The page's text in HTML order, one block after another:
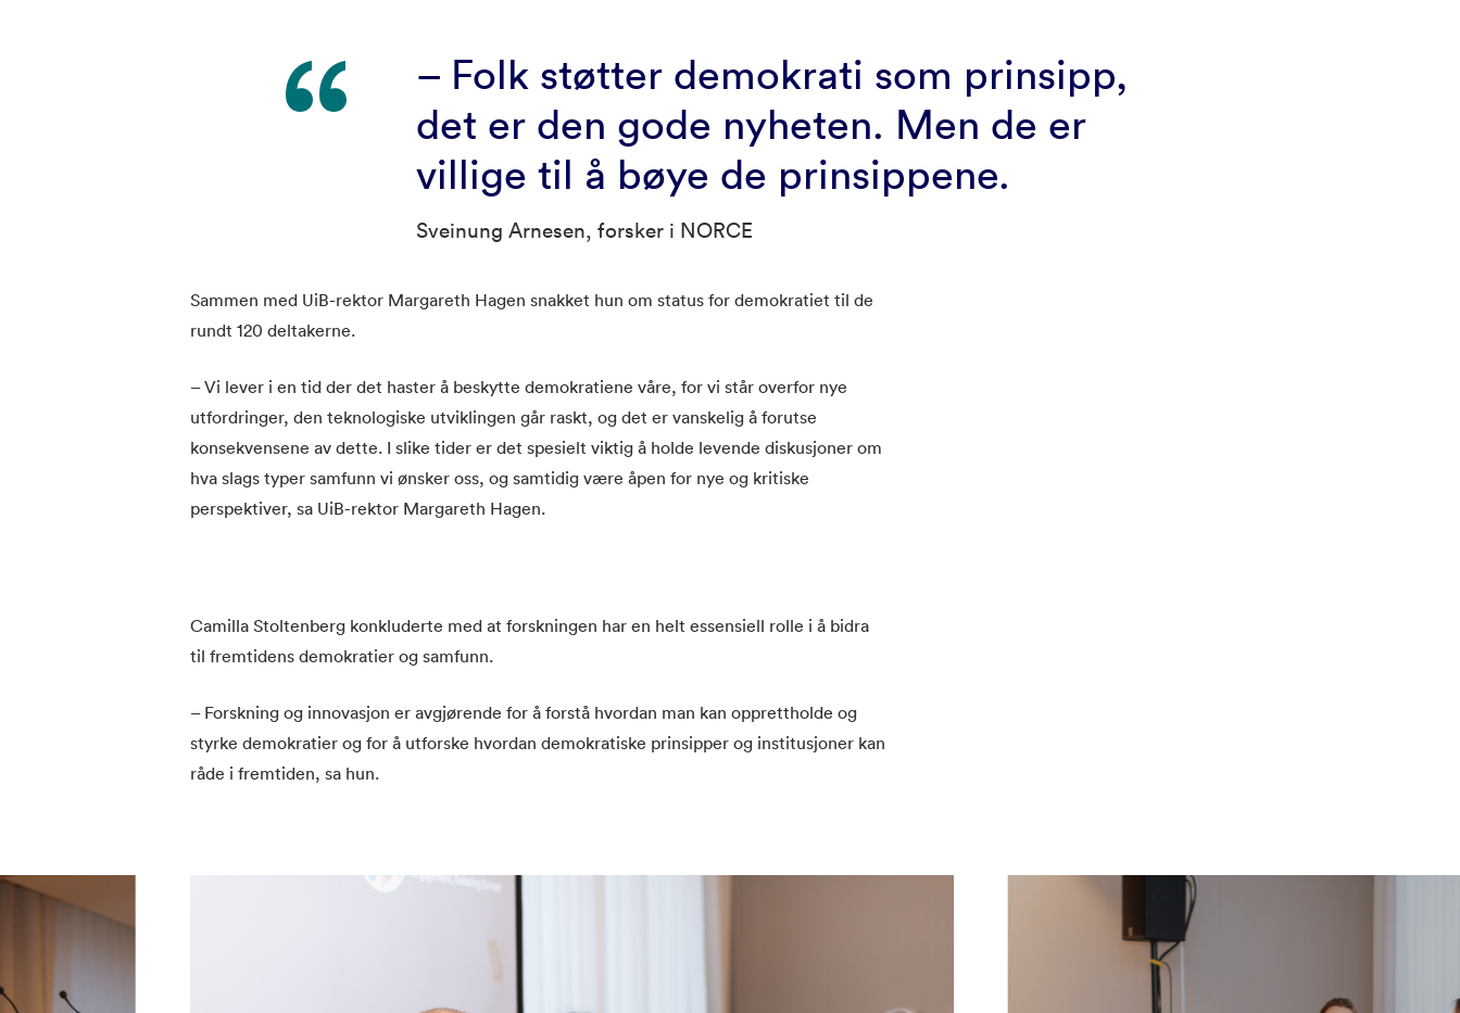
– Folk støtter demokrati som prinsipp,
det er den gode nyheten. Men de er
villige til å bøye de prinsippene.
Sveinung Arnesen, forsker i NORCE
Sammen med UiB-rektor Margareth Hagen snakket hun om status for demokratiet til de
rundt 120 deltakerne.
– Vi lever i en tid der det haster å beskytte demokratiene våre, for vi står overfor nye
utfordringer, den teknologiske utviklingen går raskt, og det er vanskelig å forutse
konsekvensene av dette. I slike tider er det spesielt viktig å holde levende diskusjoner om
hva slags typer samfunn vi ønsker oss, og samtidig være åpen for nye og kritiske
perspektiver, sa UiB-rektor Margareth Hagen.
Camilla Stoltenberg konkluderte med at forskningen har en helt essensiell rolle i å bidra
til fremtidens demokratier og samfunn.
– Forskning og innovasjon er avgjørende for å forstå hvordan man kan opprettholde og
styrke demokratier og for å utforske hvordan demokratiske prinsipper og institusjoner kan
råde i fremtiden, sa hun.